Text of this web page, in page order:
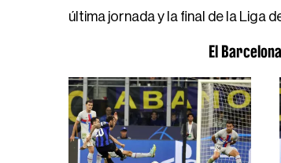
última jornada y la final de la Liga
El